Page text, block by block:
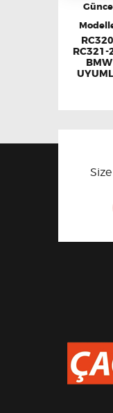
RC321-
BMW